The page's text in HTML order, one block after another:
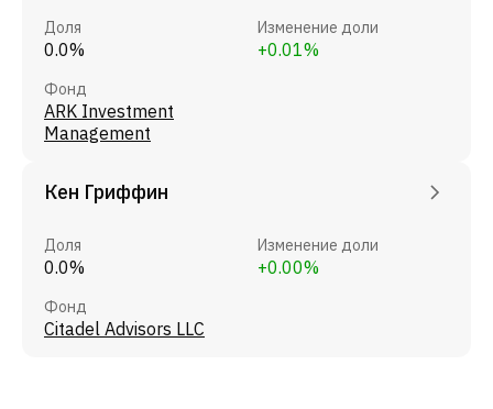
Доля
0.0%
Изменение доли
+0.01%
Фонд
ARK Investment
Management
Кен Гриффин
Доля
0.0%
Изменение доли
+0.00%
Фонд
Citadel Advisors LLC